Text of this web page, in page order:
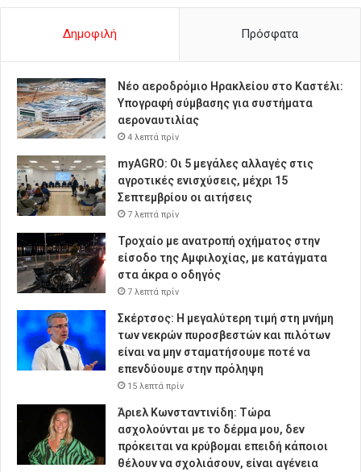
Δημοφιλή Πρόσφατα
Νέο αεροδρόμιο Ηρακλείου στο Καστέλι:
Υπογραφή σύμβασης για συστήματα
αεροναυτιλίας
4 λεπτά πρίν
myAGRO: Οι 5 μεγάλες αλλαγές στις
αγροτικές ενισχύσεις, μέχρι 15
Σεπτεμβρίου οι αιτήσεις
7 λεπτά πρίν
Τροχαίο με ανατροπή οχήματος στην
είσοδο της Αμφιλοχίας, με κατάγματα
στα άκρα ο οδηγός
7 λεπτά πρίν
Σκέρτσος: Η μεγαλύτερη τιμή στη μνήμη
των νεκρών πυροσβεστών και πιλότων
είναι να μην σταματήσουμε ποτέ να
επενδύουμε στην πρόληψη
15 λεπτά πρίν
Άριελ Κωνσταντινίδη: Τώρα
ασχολούνται με το δέρμα μου, δεν
πρόκειται να κρύβομαι επειδή κάποιοι
θέλουν να σχολιάσουν, είναι αγένεια